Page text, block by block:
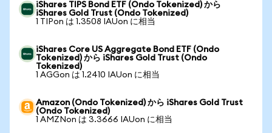
iShares TIPS Bond ETF (Ondo Tokenized) から
iShares Gold Trust (Ondo Tokenized)
1 TIPon は 1.3508 IAUon に相当
iShares Core US Aggregate Bond ETF (Ondo
Tokenized) から iShares Gold Trust (Ondo
Tokenized)
1 AGGon は 1.2410 IAUon に相当
Amazon (Ondo Tokenized) から iShares Gold Trust
(Ondo Tokenized)
1 AMZNon は 3.3666 IAUon に相当